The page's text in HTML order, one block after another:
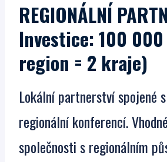
REGIONÁLNÍ
Investice: 100 000
region = 2 kraje)
Lokální partnerství spojené
regionální konferencí.
společnosti s regionálním